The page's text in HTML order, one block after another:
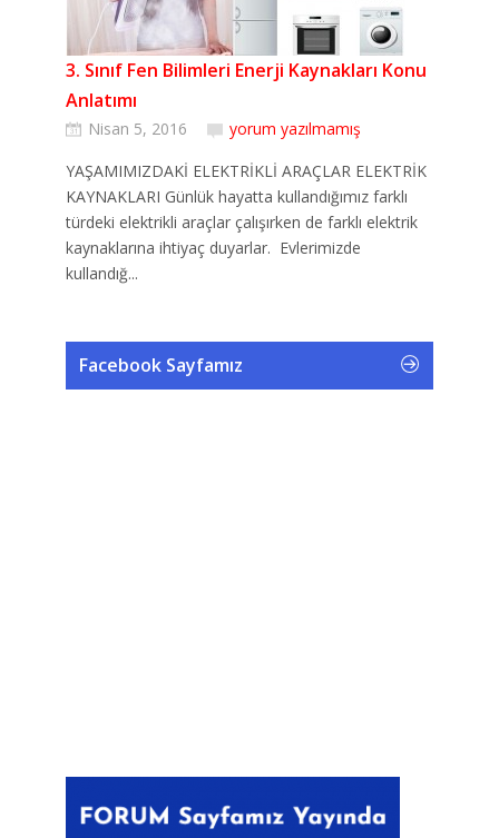
3. Sınıf Fen Bilimleri Enerji Kaynakları Konu
Anlatımı
Nisan 5, 2016
yorum yazılmamış
YAŞAMIMIZDAKİ ELEKTRİKLİ ARAÇLAR ELEKTRİK
KAYNAKLARI Günlük hayatta kullandığımız farklı
türdeki elektrikli araçlar çalışırken de farklı elektrik
kaynaklarına ihtiyaç duyarlar. Evlerimizde
kullandığ...
Facebook Sayfamız